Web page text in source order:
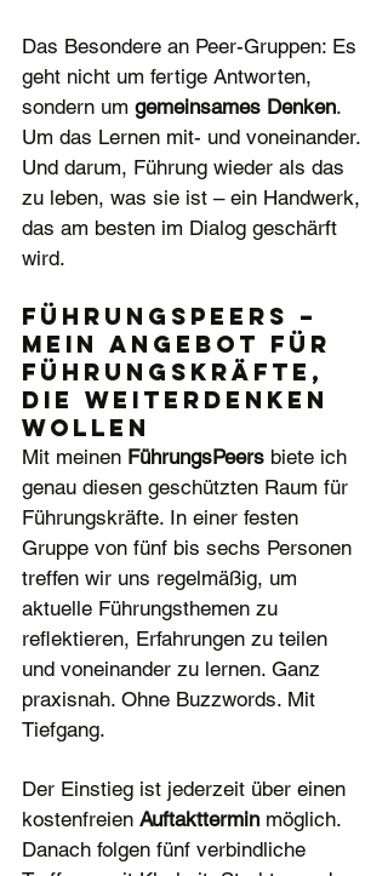
Das Besondere an Peer-Gruppen: Es
geht nicht um fertige Antworten,
sondern um gemeinsames Denken.
Um das Lernen mit- und voneinander.
Und darum, Führung wieder als das
zu leben, was sie ist – ein Handwerk,
das am besten im Dialog geschärft
wird.
FührungsPeers –
Mein Angebot für
Führungskräfte,
die weiterdenken
wollen
Mit meinen FührungsPeers biete ich
genau diesen geschützten Raum für
Führungskräfte. In einer festen
Gruppe von fünf bis sechs Personen
treffen wir uns regelmäßig, um
aktuelle Führungsthemen zu
reflektieren, Erfahrungen zu teilen
und voneinander zu lernen. Ganz
praxisnah. Ohne Buzzwords. Mit
Tiefgang.
Der Einstieg ist jederzeit über einen
kostenfreien Auftakttermin möglich.
Danach folgen fünf verbindliche